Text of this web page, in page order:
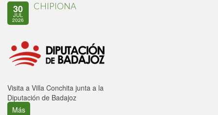
30
JUL
2026
CHIPIONA
Visita a Villa Conchita junta a la
Diputación de Badajoz
Más